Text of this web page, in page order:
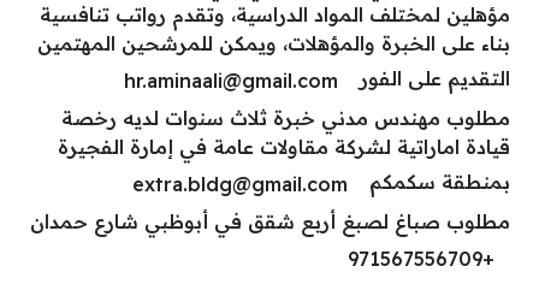
مؤهلين لمختلف المواد الدراسية، وتقدم رواتب تنافسية
بناء على الخبرة والمؤهلات، ويمكن للمرشحين المهتمين
التقديم على الفور
hr.aminaali@gmail.com
مطلوب مهندس مدني خبرة ثلاث سنوات لديه رخصة
قيادة اماراتية لشركة مقاولات عامة في إمارة الفجيرة
بمنطقة سكمكم
extra.bldg@gmail.com
مطلوب صباغ لصبغ أربع شقق في أبوظبي شارع حمدان
+971567556709